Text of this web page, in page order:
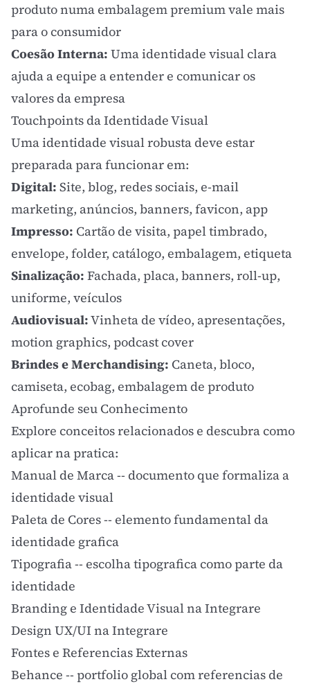
produto numa embalagem premium vale mais
para o consumidor
Coesão Interna: Uma identidade visual clara
ajuda a equipe a entender e comunicar os
valores da empresa
Touchpoints da Identidade Visual
Uma identidade visual robusta deve estar
preparada para funcionar em:
Digital: Site, blog, redes sociais, e-mail
marketing, anúncios, banners, favicon, app
Impresso: Cartão de visita, papel timbrado,
envelope, folder, catálogo, embalagem, etiqueta
Sinalização: Fachada, placa, banners, roll-up,
uniforme, veículos
Audiovisual:Vinheta de vídeo, apresentações,
motion graphics, podcast cover
Brindes e Merchandising: Caneta, bloco,
camiseta, ecobag, embalagem de produto
Aprofunde seu Conhecimento
Explore conceitos relacionados e descubra como
aplicar na pratica:
Manual de Marca-- documento que formaliza a
identidade visual
Paleta de Cores-- elemento fundamental da
identidade grafica
Tipografia-- escolha tipografica como parte da
identidade
Branding e Identidade Visual na Integrare
Design UX/UI na Integrare
Fontes e Referencias Externas
Behance -- portfolio global com referencias de